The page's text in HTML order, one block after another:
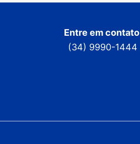
Entre em contato
(34) 9990-1444